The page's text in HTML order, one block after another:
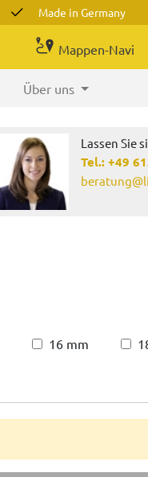
Made in Germany
Mappen-Navi
Über uns
Lassen Sie
Tel.: +49
16 mm